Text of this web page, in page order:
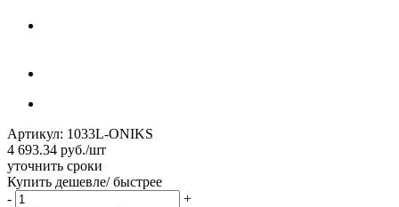
Артикул: 1033L-ONIKS
4 693.34 руб./шт
уточнить сроки
Купить дешевле/ быстрее
-
+